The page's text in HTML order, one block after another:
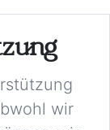
wir